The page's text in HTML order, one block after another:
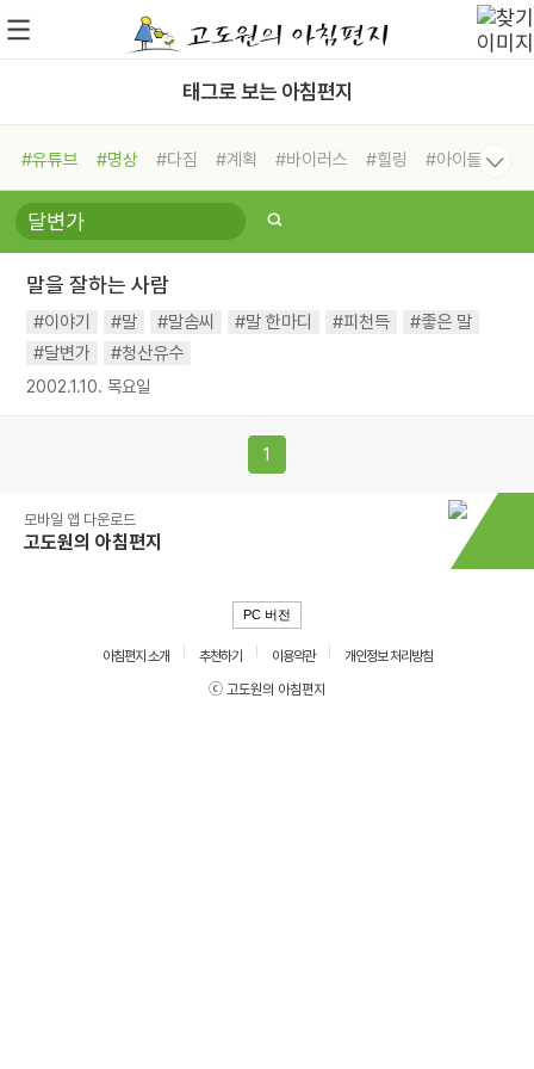
태그로 보는 아침편지
#유튜브 #명상 #다짐 #계획 #바이러스 #힐링
#아이들
#비전캠프
#독서캠프 #삶
#희망
#나눔 #친구 #링컨학교
#독서
#건강 #면역력
말을 잘하는 사람
#이야기 #말 #말솜씨 #말 한마디 #피천득
#좋은 말
#달변가
#청산유수
2002.1.10. 목요일
1
모바일 앱 다운로드
고도원의 아침편지
PC 버전
아침편지 소개 추천하기 이용약관
개인정보 처리방침
ⓒ 고도원의 아침편지